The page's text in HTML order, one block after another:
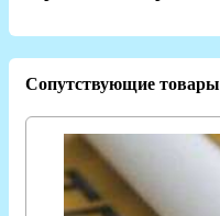
Сопутствующие товары